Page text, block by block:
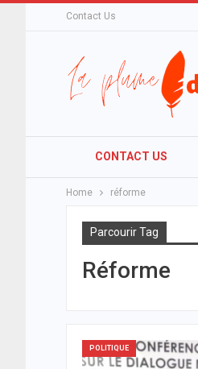
Contact Us
CONTACT US
Home réforme
Parcourir Tag
Réforme
POLITIQUE